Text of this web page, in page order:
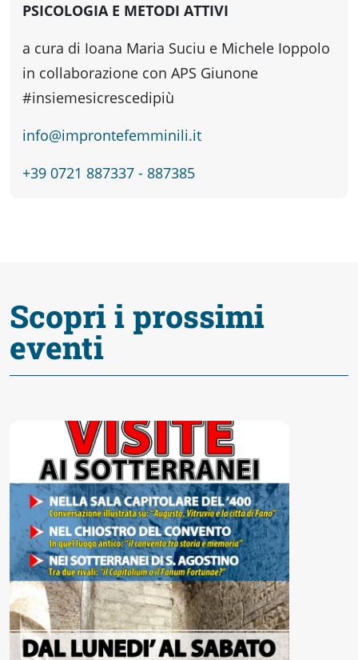
storici
Enogastronomia
Fano
Accessibili
PSICOLOGIA E METODI ATTIVI
a cura di Ioana Maria Suciu e Michele Ioppolo
in collaborazione con APS Giunone
#insiemesicrescedipiù
info@improntefemminili.it
+39 0721 887337 - 887385
Scopri i prossimi
eventi